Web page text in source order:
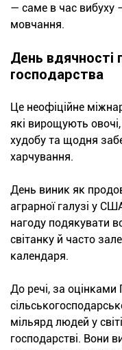
— саме в час вибуху
мовчання.
День вдячності
господарства
Це неофіційне
які вирощують
худобу та щодня
харчування.
День виник як
аграрної галузі у
нагоду подякувати
світанку й часто
календаря.
До речі, за оцінками
мільярд людей у
господарстві. Вони